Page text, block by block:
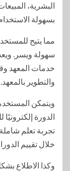
البشرية،
بسهولة
مما يتيح
سهولة ويسر.
خدمات المعهد
والتطوير بالمعهد.
ويتمكن
الدورة
تجربة تعلم
خلال تقييم
وكذا الاطلاع